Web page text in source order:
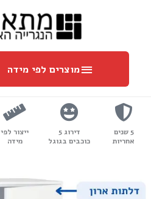
מוצרים
לפי
מידה
מוצרים לפי מידה
5 שנים
אחריות
דירוג 5
כוכבים בגוגל
ייצור לפי
מידה